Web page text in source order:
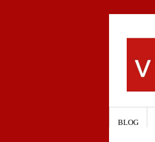
BLOG